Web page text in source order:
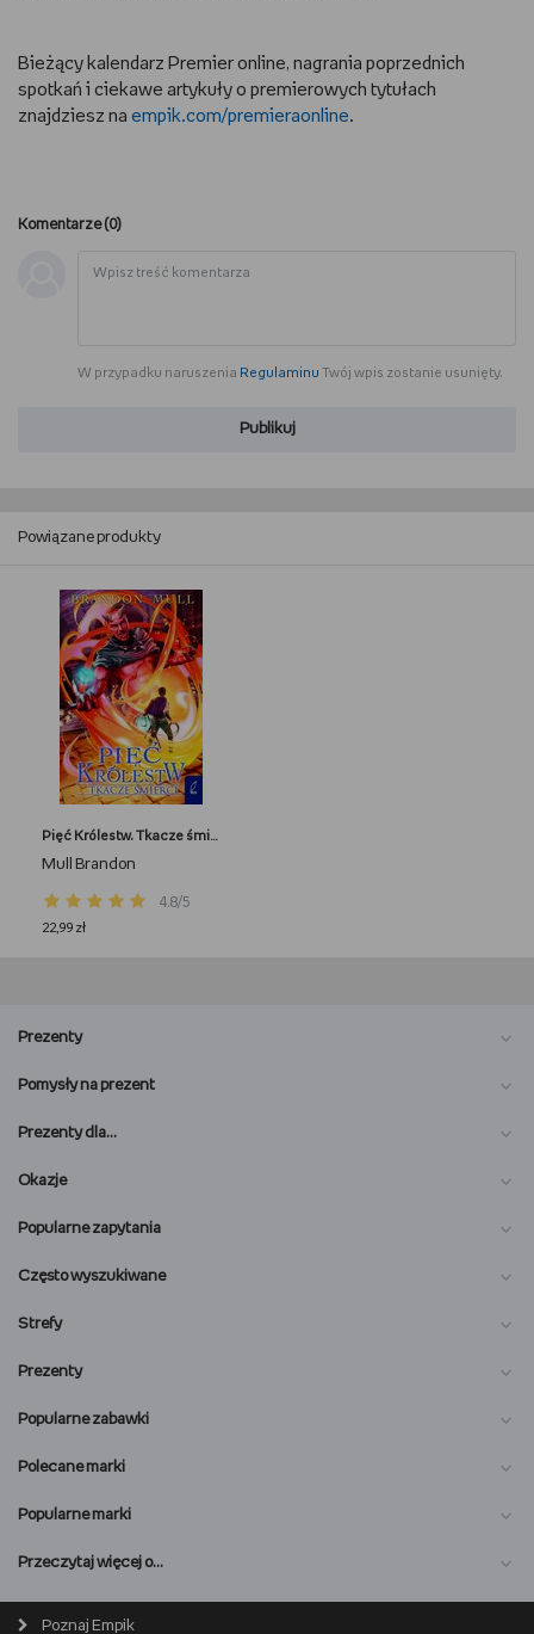
Bieżący kalendarz Premier online, nagrania poprzednich
spotkań i ciekawe artykuły o premierowych tytułach
znajdziesz na empik.com/premieraonline.
Komentarze (0)
W przypadku naruszenia Regulaminu Twój wpis zostanie usunięty.
Publikuj
Powiązane produkty
Pięć Królestw. Tkacze śmierci. Tom 4
Mull Brandon
4.8/5
22,99 zł
Prezenty
Pomysły na prezent
Prezenty dla…
Okazje
Popularne zapytania
Często wyszukiwane
Strefy
Prezenty
Popularne zabawki
Polecane marki
Popularne marki
Przeczytaj więcej o…
Poznaj Empik
O nas
Biuro prasowe